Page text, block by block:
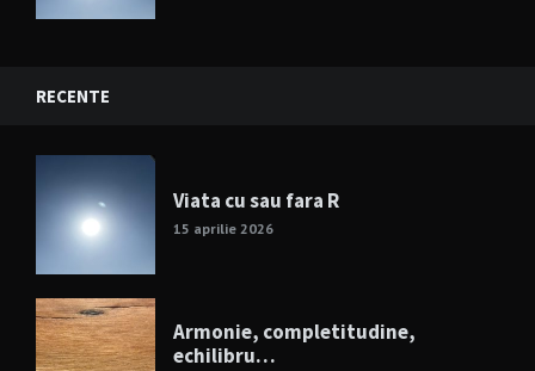
RECENTE
Viata cu sau fara R
15 aprilie 2026
Armonie, completitudine,
echilibru…